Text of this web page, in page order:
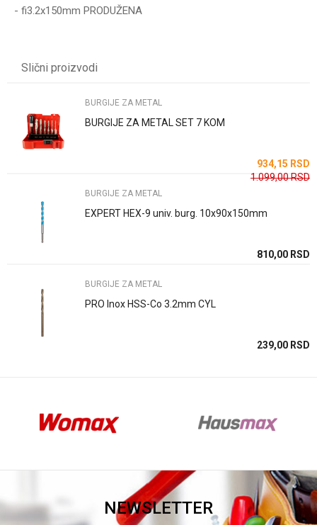
- fi3.2x150mm PRODUŽENA
Poruka
Anti-spam zaštita - izračunajte koliko je 2 + 3 :
POŠALJI
Slični proizvodi
BURGIJE ZA METAL
BURGIJE ZA METAL SET 7 KOM
934,15 RSD
1.099,00RSD
BURGIJE ZA METAL
EXPERT HEX-9 univ. burg. 10x90x150mm
810,00 RSD
BURGIJE ZA METAL
PRO Inox HSS-Co 3.2mm CYL
239,00 RSD
NEWSLETTER